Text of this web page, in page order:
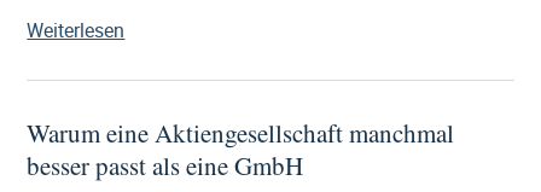
Weiterlesen
das
mit
einer
Warum eine Aktiengesellschaft manchmal
besser passt als eine GmbH